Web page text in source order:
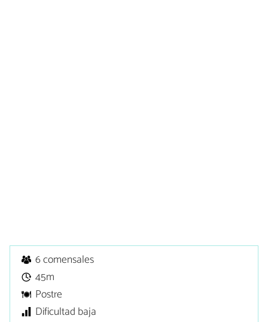
6 comensales
45m
Postre
Dificultad baja